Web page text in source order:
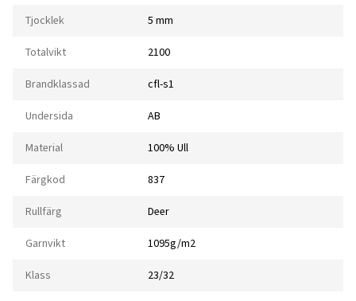
Tjocklek 5 mm
Totalvikt 2100
Brandklassad cfl-s1
Undersida AB
Material 100% Ull
Färgkod 837
Rullfärg Deer
Garnvikt 1095g/m2
Klass 23/32